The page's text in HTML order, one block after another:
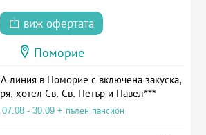
виж офертата
Поморие
линия в Поморие с включена закуска,
хотел Св. Св. Петър и Павел***
07.08 - 30.09 + пълен пансион